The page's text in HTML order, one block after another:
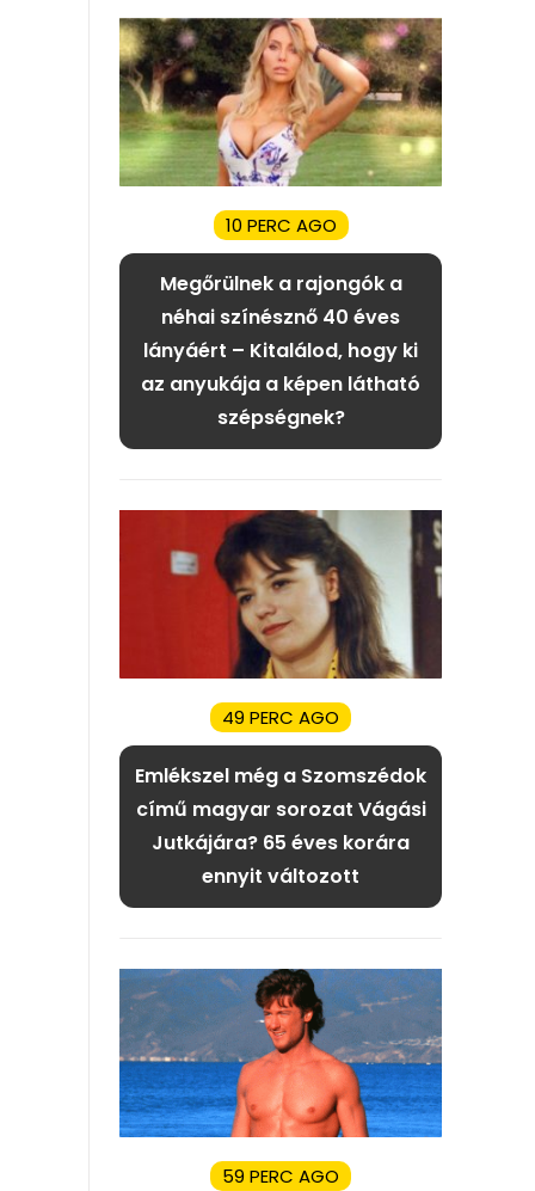
10 PERC AGO
Megőrülnek a rajongók a
néhai színésznő 40 éves
lányáért – Kitalálod, hogy ki
az anyukája a képen látható
szépségnek?
49 PERC AGO
Emlékszel még a Szomszédok
című magyar sorozat Vágási
Jutkájára? 65 éves korára
ennyit változott
59 PERC AGO